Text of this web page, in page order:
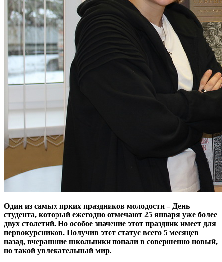
Один из самых ярких праздников молодости – День
студента, который ежегодно отмечают 25 января уже более
двух столетий. Но особое значение этот праздник имеет для
первокурсников. Получив этот статус всего 5 месяцев
назад, вчерашние школьники попали в совершенно новый,
но такой увлекательный мир.